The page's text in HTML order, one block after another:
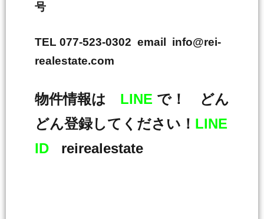
号
TEL 077-523-0302 email info@rei-
realestate.com
物件情報は LINE で！ どん
どん登録してください！ LINE
ID reirealestate